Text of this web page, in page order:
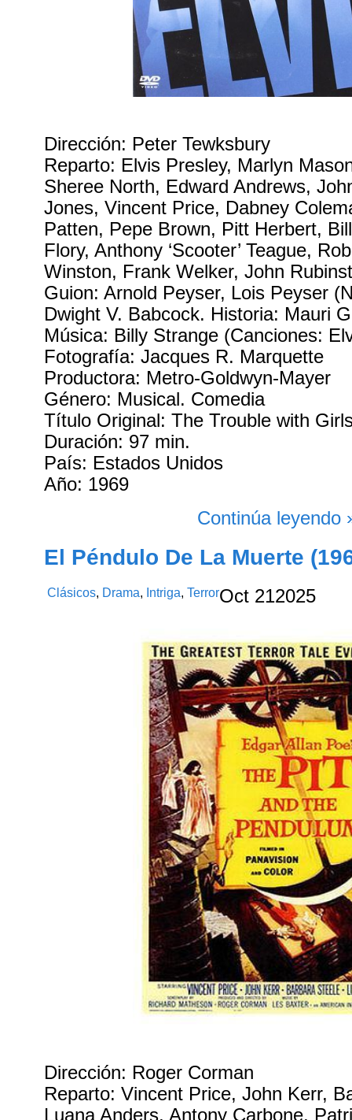
Dirección: Peter Tewksbury
Reparto: Elvis Presley, Marlyn
Sheree North, Edward Andrews,
Jones, Vincent Price, Dabney
Patten, Pepe Brown, Pitt Herbert,
Flory, Anthony ‘Scooter’ Teague,
Winston, Frank Welker, John
Guion: Arnold Peyser, Lois Peyser
Dwight V. Babcock. Historia: Mauri
Música: Billy Strange (Canciones:
Fotografía: Jacques R. Marquette
Productora: Metro-Goldwyn-Mayer
Género: Musical. Comedia
Título Original: The Trouble with
Duración: 97 min.
País: Estados Unidos
Año: 1969
Continúa leyendo
El Péndulo De La Muerte
Clásicos, Drama, Intriga,TerrorOct 212025
Dirección: Roger Corman
Reparto: Vincent Price, John Kerr,
Luana Anders, Antony Carbone,